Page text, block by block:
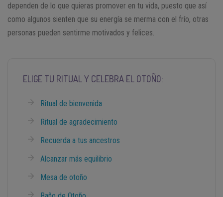
dependen de lo que quieras promover en tu vida, puesto que así
como algunos sienten que su energía se merma con el frío, otras
personas pueden sentirme motivados y felices.
ELIGE TU RITUAL Y CELEBRA EL OTOÑO:
Ritual de bienvenida
Ritual de agradecimiento
Recuerda a tus ancestros
Alcanzar más equilibrio
Mesa de otoño